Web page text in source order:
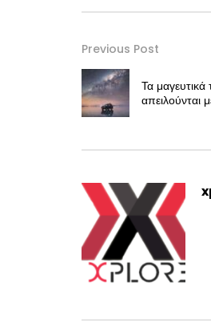
Previous Post
Τα
απειλούνται